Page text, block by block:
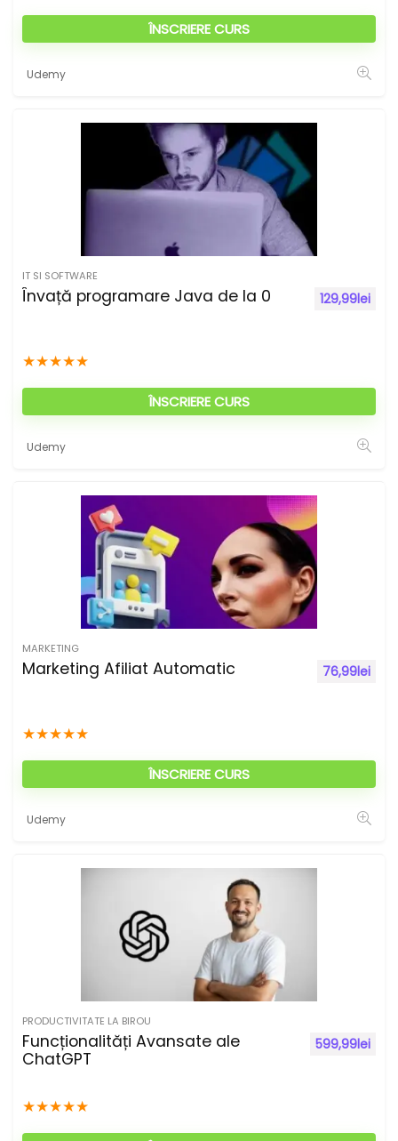
ÎNSCRIERE CURS
Udemy
IT SI SOFTWARE
Învață programare Java de la 0
★★★★★
129,99lei
ÎNSCRIERE CURS
Udemy
MARKETING
Marketing Afiliat Automatic
★★★★★
76,99lei
ÎNSCRIERE CURS
Udemy
PRODUCTIVITATE LA BIROU
Funcționalități Avansate ale
ChatGPT
★★★★★
599,99lei